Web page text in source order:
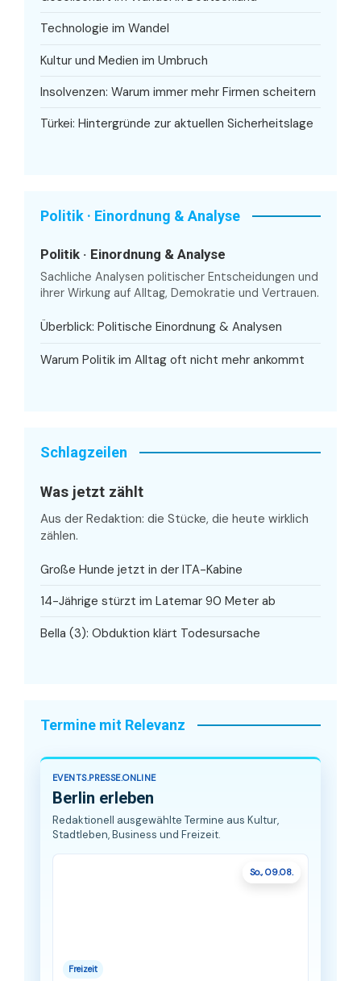
Technologie im Wandel
Kultur und Medien im Umbruch
Insolvenzen: Warum immer mehr Firmen scheitern
Türkei: Hintergründe zur aktuellen Sicherheitslage
Politik · Einordnung & Analyse
Politik · Einordnung & Analyse
Sachliche Analysen politischer Entscheidungen und
ihrer Wirkung auf Alltag, Demokratie und Vertrauen.
Überblick: Politische Einordnung & Analysen
Warum Politik im Alltag oft nicht mehr ankommt
Schlagzeilen
Was jetzt zählt
Aus der Redaktion: die Stücke, die heute wirklich
zählen.
Große Hunde jetzt in der ITA-Kabine
14-Jährige stürzt im Latemar 90 Meter ab
Bella (3): Obduktion klärt Todesursache
Termine mit Relevanz
EVENTS.PRESSE.ONLINE
Berlin erleben
Redaktionell ausgewählte Termine aus Kultur,
Stadtleben, Business und Freizeit.
So., 09.08.
Freizeit